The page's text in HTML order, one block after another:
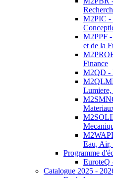
M2PIC -
M2PPF -
et de la
Finance
M2QD -
Lumiere,
Eau, Air,
Programme
EuroteQ
Catalogue 2025 -